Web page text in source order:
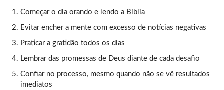
Começar o dia orando e lendo a Bíblia
Evitar encher a mente com excesso de notícias negativas
Praticar a gratidão todos os dias
Lembrar das promessas de Deus diante de cada desafio
Confiar no processo, mesmo quando não se vê resultados
imediatos